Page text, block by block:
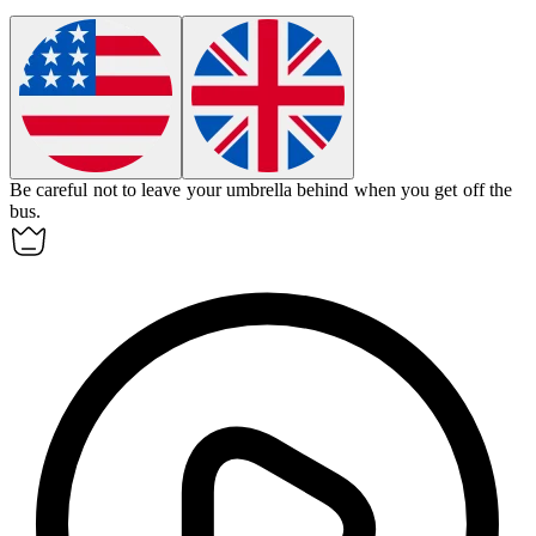
Be careful not to leave your umbrella behind when you get off the
bus.